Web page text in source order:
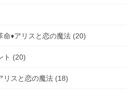
命♦アリスと恋の魔法 (20)
ト (20)
リスと恋の魔法 (18)